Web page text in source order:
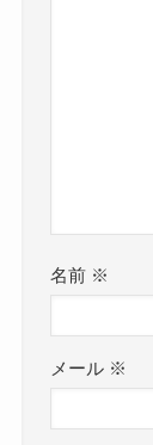
名前 ※
メール ※